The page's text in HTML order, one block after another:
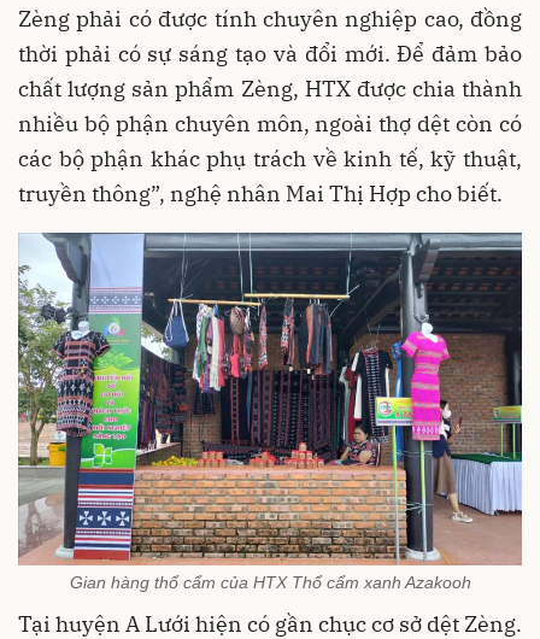
Zèng phải có được tính chuyên nghiệp cao, đồng
thời phải có sự sáng tạo và đổi mới. Để đảm bảo
chất lượng sản phẩm Zèng, HTX được chia thành
nhiều bộ phận chuyên môn, ngoài thợ dệt còn có
các bộ phận khác phụ trách về kinh tế, kỹ thuật,
truyền thông”, nghệ nhân Mai Thị Hợp cho biết.
Gian hàng thổ cẩm của HTX Thổ cẩm xanh Azakooh
Tại huyện A Lưới hiện có gần chục cơ sở dệt Zèng.